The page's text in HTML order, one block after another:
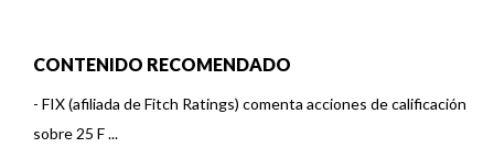
CONTENIDO RECOMENDADO
- FIX (afiliada de Fitch Ratings) comenta acciones de calificación
sobre 25 F ...